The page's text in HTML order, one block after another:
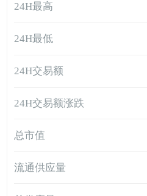
24H最高
24H最低
24H交易额
24H交易额涨跌
总市值
流通供应量